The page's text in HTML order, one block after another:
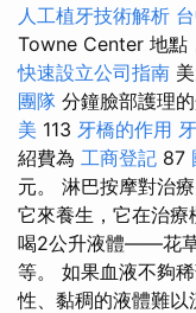
人工植牙技術解析
Towne Center 地點
快速設立公司指南
團隊 分鐘臉部護理
美 113 牙橋的作用
紹費為 工商登記 87
元。 淋巴按摩對治
它來養生，它在治
喝2公升液體——花
等。 如果血液不夠
性、黏稠的液體難